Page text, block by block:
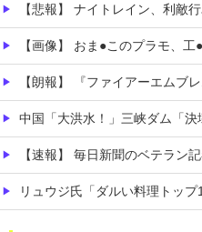
【悲報】 ナイトレイン、利敵
【画像】 おま●このプラモ、
【朗報】 『ファイアーエムブレム 万紫千
中国「大洪水！」三峡ダム「決壊危機」中国「土砂崩れと洪水被害の対策強化！
【速報】 毎日新聞のベテラン
リュウジ氏「ダルい料理トップ10に入る」夏